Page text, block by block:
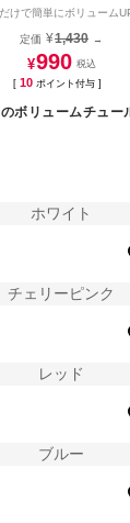
けで簡単にボリューム
定価 ¥1,430 →
¥990
[ 10 ポイント付与 ]
ボリュームチュー
ホワイト
チェリーピンク
レッド
ブルー